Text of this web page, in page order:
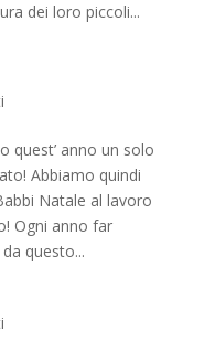
dei loro piccoli...
quest’ anno un solo
Abbiamo quindi
Natale al lavoro
Ogni anno far
questo...